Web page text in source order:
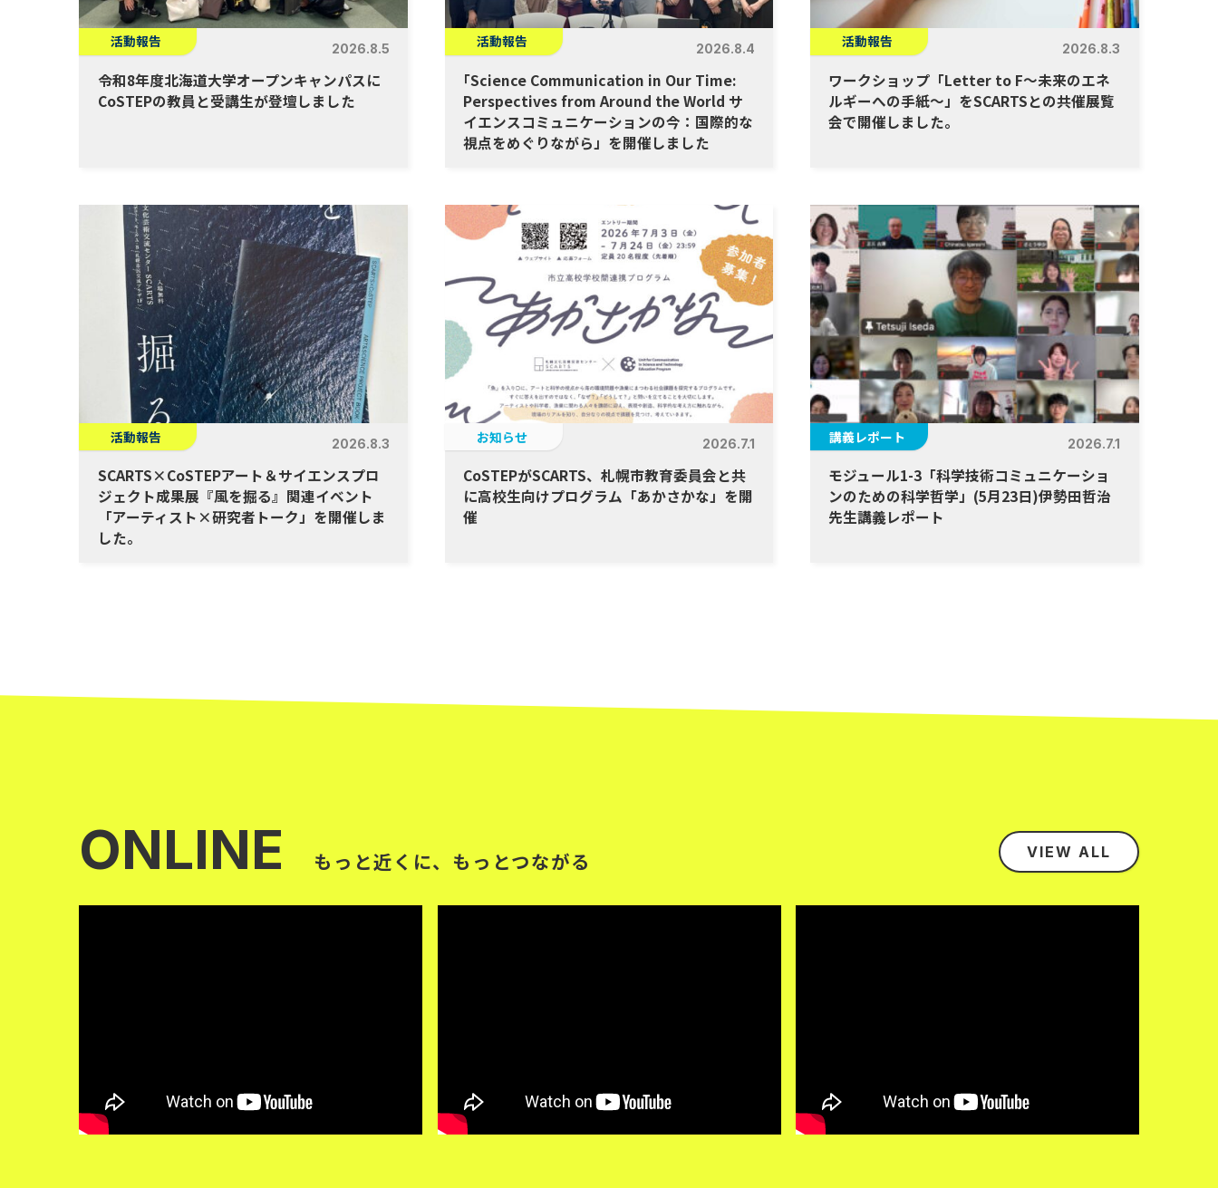
活動報告 2026.8.5
令和8年度北海道大学オープンキャンパスに
CoSTEPの教員と受講生が登壇しました
活動報告 2026.8.4
「Science Communication in Our Time:
Perspectives from Around the World サ
イエンスコミュニケーションの今：国際的な
視点をめぐりながら」を開催しました
活動報告 2026.8.3
ワークショップ「Letter to F～未来のエネ
ルギーへの手紙～」をSCARTSとの共催展覧
会で開催しました。
活動報告 2026.8.3
SCARTS×CoSTEPアート＆サイエンスプロ
ジェクト成果展『風を掘る』関連イベント
「アーティスト×研究者トーク」を開催しま
した。
お知らせ 2026.7.1
CoSTEPがSCARTS、札幌市教育委員会と共
に高校生向けプログラム「あかさかな」を開
催
講義レポート 2026.7.1
モジュール1-3「科学技術コミュニケーショ
ンのための科学哲学」(5月23日)伊勢⽥哲治
先生講義レポート
ONLINE もっと近くに、もっとつながる VIEW ALL